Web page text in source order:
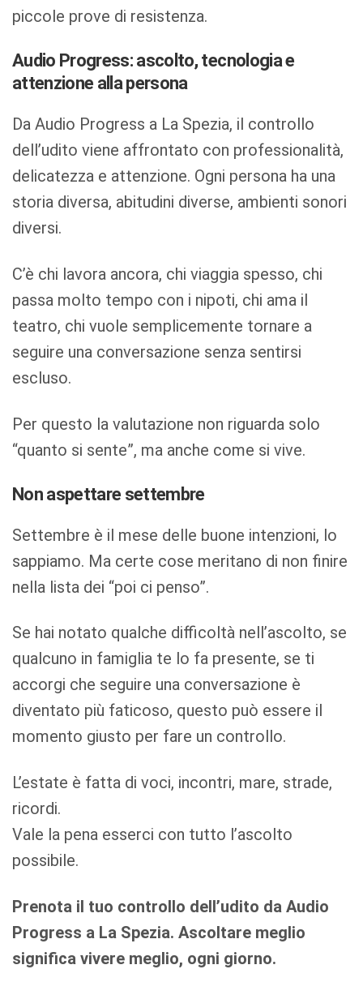
piccole prove di resistenza.
Audio Progress: ascolto, tecnologia e
attenzione alla persona
Da Audio Progress a La Spezia, il controllo
dell’udito viene affrontato con professionalità,
delicatezza e attenzione. Ogni persona ha una
storia diversa, abitudini diverse, ambienti sonori
diversi.
C’è chi lavora ancora, chi viaggia spesso, chi
passa molto tempo con i nipoti, chi ama il
teatro, chi vuole semplicemente tornare a
seguire una conversazione senza sentirsi
escluso.
Per questo la valutazione non riguarda solo
“quanto si sente”, ma anche come si vive.
Non aspettare settembre
Settembre è il mese delle buone intenzioni, lo
sappiamo. Ma certe cose meritano di non finire
nella lista dei “poi ci penso”.
Se hai notato qualche difficoltà nell’ascolto, se
qualcuno in famiglia te lo fa presente, se ti
accorgi che seguire una conversazione è
diventato più faticoso, questo può essere il
momento giusto per fare un controllo.
L’estate è fatta di voci, incontri, mare, strade,
ricordi.
Vale la pena esserci con tutto l’ascolto
possibile.
Prenota il tuo controllo dell’udito da Audio
Progress a La Spezia. Ascoltare meglio
significa vivere meglio, ogni giorno.